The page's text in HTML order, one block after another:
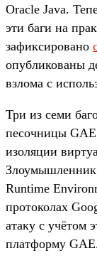
Oracle Java.
эти баги на
зафиксировано
опубликованы
взлома с
Три из семи
песочницы GAE
изоляции
Runtime
протоколах
атаку с учётом
платформу